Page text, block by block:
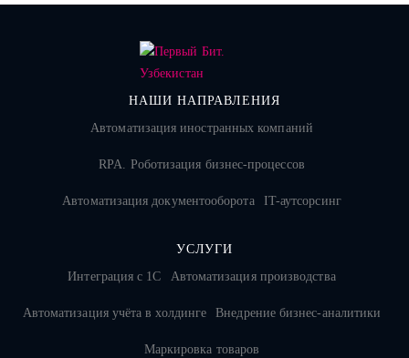
НАШИ НАПРАВЛЕНИЯ
Автоматизация иностранных компаний
RPA. Роботизация бизнес-процессов
Автоматизация документооборота IT-аутсорсинг
УСЛУГИ
Интеграция с 1С
Автоматизация производства
Автоматизация учёта в холдинге Внедрение бизнес-аналитики
Маркировка товаров